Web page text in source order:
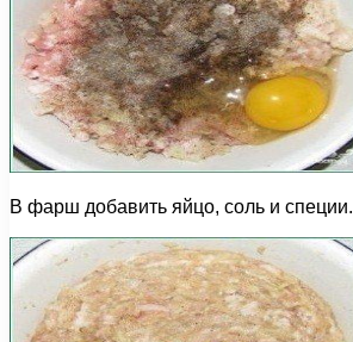
В фарш добавить яйцо, соль и специи.